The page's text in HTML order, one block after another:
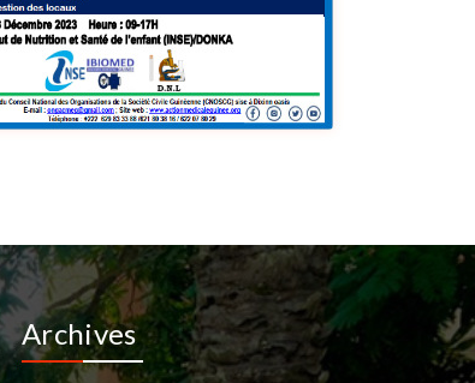
Archives